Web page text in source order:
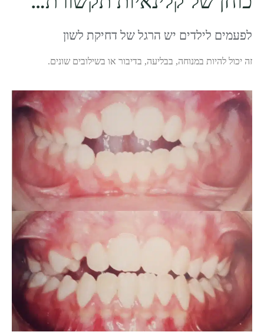
לפעמים לילדים יש הרגל של דחיקת לשון
זה יכול להיות במנוחה, בבליעה, בדיבור או בשילובים שונים.